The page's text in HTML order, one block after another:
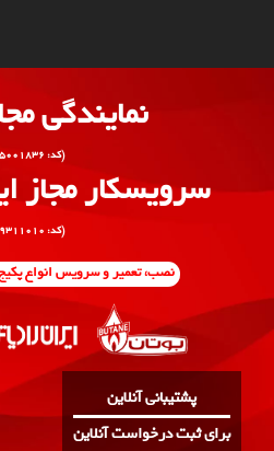
نمایندگی
(کد: ۵۰۰۱۸۳۶)
سرویسکار مجاز
(کد: ۹۳۱۱۰۱۰)
نصب، تعمیر و سرویس انواع
پشتیبانی آنلاین
برای ثبت درخواست آنلاین